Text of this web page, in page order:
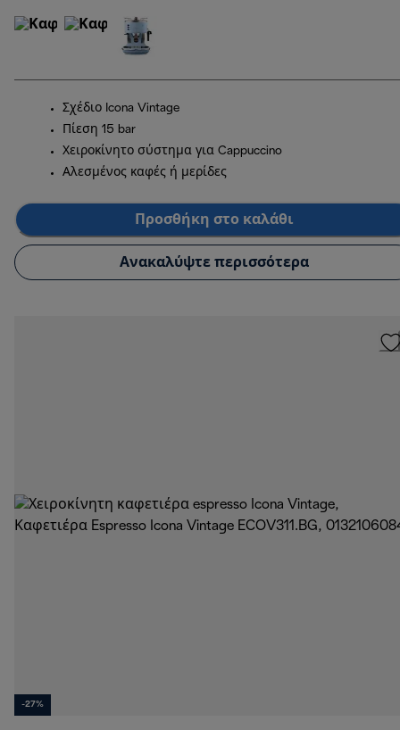
Σχέδιο Icona Vintage
Πίεση 15 bar
Χειροκίνητο σύστημα για Cappuccino
Αλεσμένος καφές ή μερίδες
Προσθήκη στο καλάθι
Ανακαλύψτε περισσότερα
-27%